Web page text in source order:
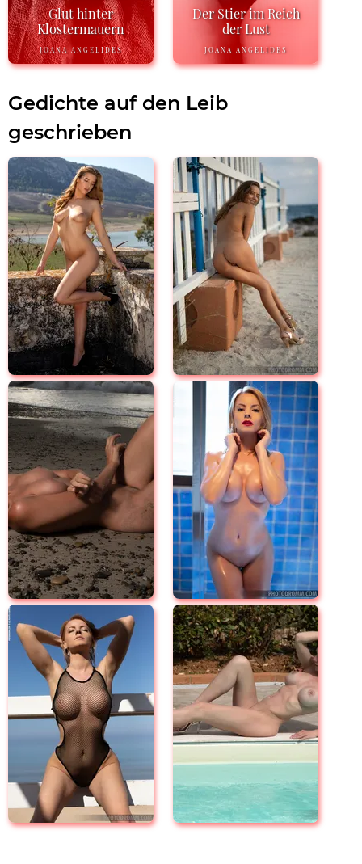
Glut hinter
Klostermauern
JOANA ANGELIDES
Der Stier im Reich
der Lust
JOANA ANGELIDES
Gedichte auf den Leib
geschrieben